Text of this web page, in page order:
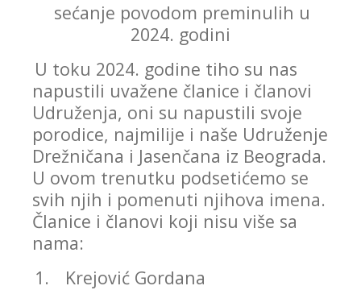
sećanje povodom preminulih u
2024. godini
U toku 2024. godine tiho su nas
napustili uvažene članice i članovi
Udruženja, oni su napustili svoje
porodice, najmilije i naše Udruženje
Drežničana i Jasenčana iz Beograda.
U ovom trenutku podsetićemo se
svih njih i pomenuti njihova imena.
Članice i članovi koji nisu više sa
nama:
1.
Krejović Gordana